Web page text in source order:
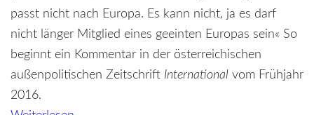
passt nicht nach Europa. Es kann nicht, ja es darf
nicht länger Mitglied eines geeinten Europas sein« So
beginnt ein Kommentar in der österreichischen
außenpolitischen Zeitschrift International vom Frühjahr
2016.